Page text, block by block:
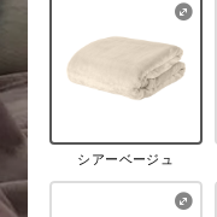
シアーベージュ